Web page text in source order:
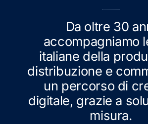
Da oltre 30
accompagniamo
italiane della
distribuzione e
un percorso di
digitale, grazie a
misura.